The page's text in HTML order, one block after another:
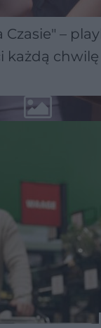
Czasie" –
każdą chwilę